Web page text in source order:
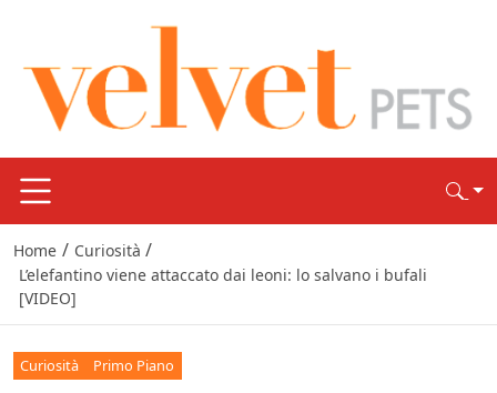
Home / Curiosità /
L’elefantino viene attaccato dai leoni: lo salvano i bufali
[VIDEO]
Curiosità Primo Piano